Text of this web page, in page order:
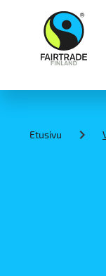
Etusivu